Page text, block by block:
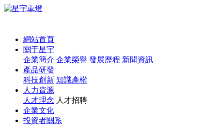
網站首頁
關于星宇
企業簡介 企業榮譽 發展歷程 新聞資訊
產品研發
科技創新 知識產權
人力資源
人才理念 人才招聘
企業文化
投資者關系